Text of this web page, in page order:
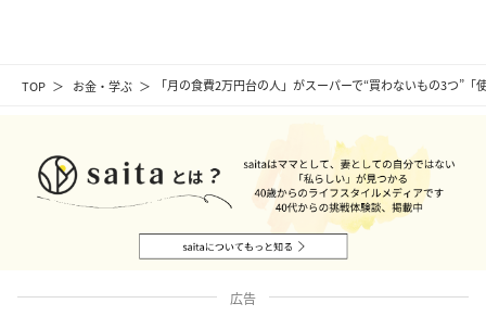
TOP お金・学ぶ 「月の食費2万円台の人」がスーパーで“買わないもの3つ”
広告